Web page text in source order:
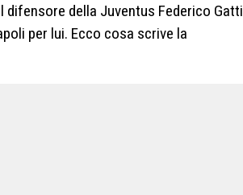
della Juventus Federico Gatti
per lui. Ecco cosa scrive la